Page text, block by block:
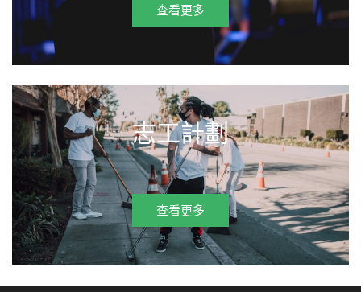
查看更多
志工計劃
查看更多